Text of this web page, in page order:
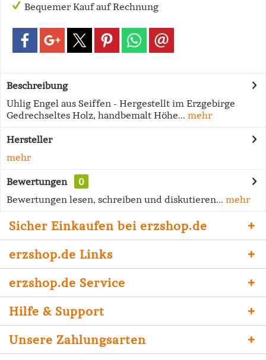
Bequemer Kauf auf Rechnung
Beschreibung
Uhlig Engel aus Seiffen - Hergestellt im Erzgebirge
Gedrechseltes Holz, handbemalt Höhe... mehr
Hersteller
mehr
Bewertungen
0
Bewertungen lesen, schreiben und diskutieren... mehr
Sicher Einkaufen bei erzshop.de
erzshop.de Links
erzshop.de Service
Hilfe & Support
Unsere Zahlungsarten